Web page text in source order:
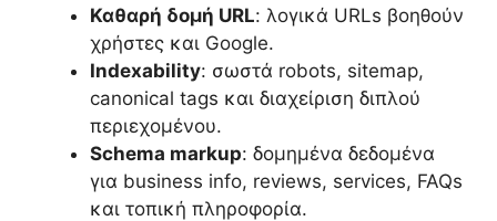
Καθαρή δομή URL: λογικά URLs βοηθούν
χρήστες και Google.
Indexability: σωστά robots, sitemap,
canonical tags και διαχείριση διπλού
περιεχομένου.
Schema markup: δομημένα δεδομένα
για business info, reviews, services, FAQs
και τοπική πληροφορία.